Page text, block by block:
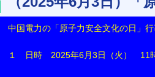
中国電力の「原子力安全文化の日」
１ 日時 2025年6月3日（火） 11